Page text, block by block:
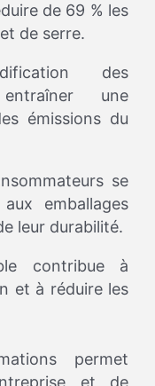
de 69 % les
de serre.
des
une
émissions du
se
emballages
leur durabilité.
contribue à
et à réduire les
permet